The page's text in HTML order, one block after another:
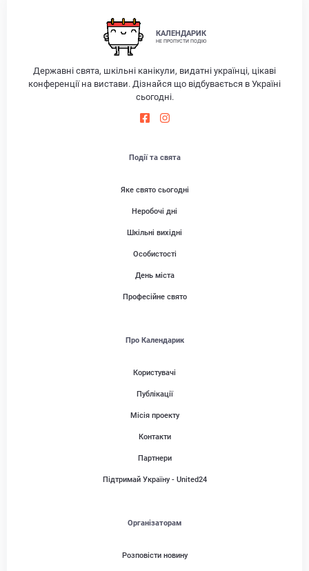
КАЛЕНДАРИК
НЕ ПРОПУСТИ ПОДІЮ
Державні свята, шкільні канікули, видатні українці, цікаві
конференції на вистави. Дізнайся що відбувається в Україні
сьогодні.
Події та свята
Яке свято сьогодні
Неробочі дні
Шкільні вихідні
Особистості
День міста
Професійне свято
Про Календарик
Користувачі
Публікації
Місія проекту
Контакти
Партнери
Підтримай Україну - United24
Організаторам
Розповісти новину